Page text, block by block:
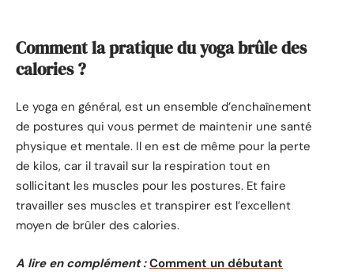
Comment la pratique du yoga brûle des
calories ?
Le yoga en général, est un ensemble d’enchaînement
de postures qui vous permet de maintenir une santé
physique et mentale. Il en est de même pour la perte
de kilos, car il travail sur la respiration tout en
sollicitant les muscles pour les postures. Et faire
travailler ses muscles et transpirer est l’excellent
moyen de brûler des calories.
A lire en complément : Comment un débutant